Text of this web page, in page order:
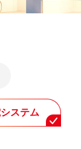
ステム